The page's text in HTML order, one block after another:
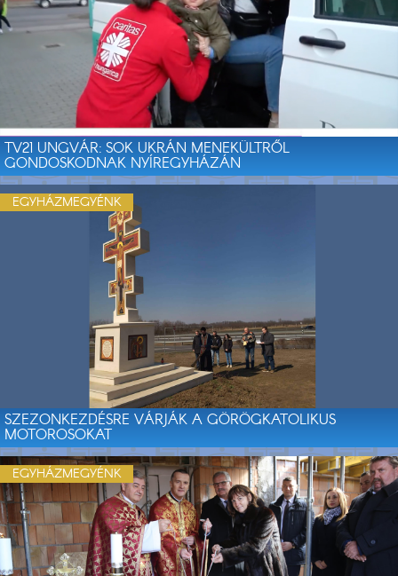
TV21 UNGVÁR: SOK UKRÁN MENEKÜLTRŐL
GONDOSKODNAK NYÍREGYHÁZÁN
SZEZONKEZDÉSRE VÁRJÁK A GÖRÖGKATOLIKUS
MOTOROSOKAT
EGYHÁZMEGYÉNK
EGYHÁZMEGYÉNK